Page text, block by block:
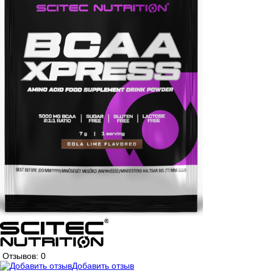
Отзывов: 0
Добавить отзыв